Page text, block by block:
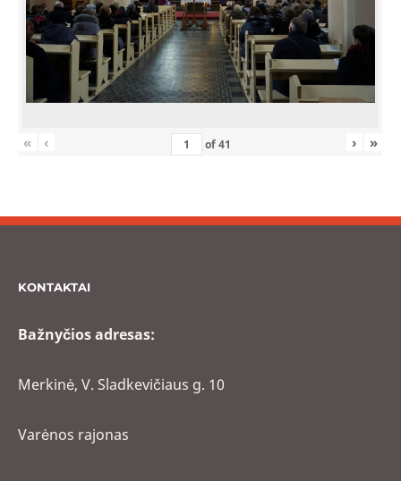
« ‹ of41 › »
KONTAKTAI
Bažnyčios adresas:
Merkinė, V. Sladkevičiaus g. 10
Varėnos rajonas